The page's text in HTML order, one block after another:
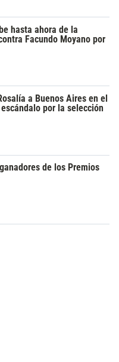
hasta ahora de la
Facundo Moyano por
a Buenos Aires en el
por la selección
de los Premios